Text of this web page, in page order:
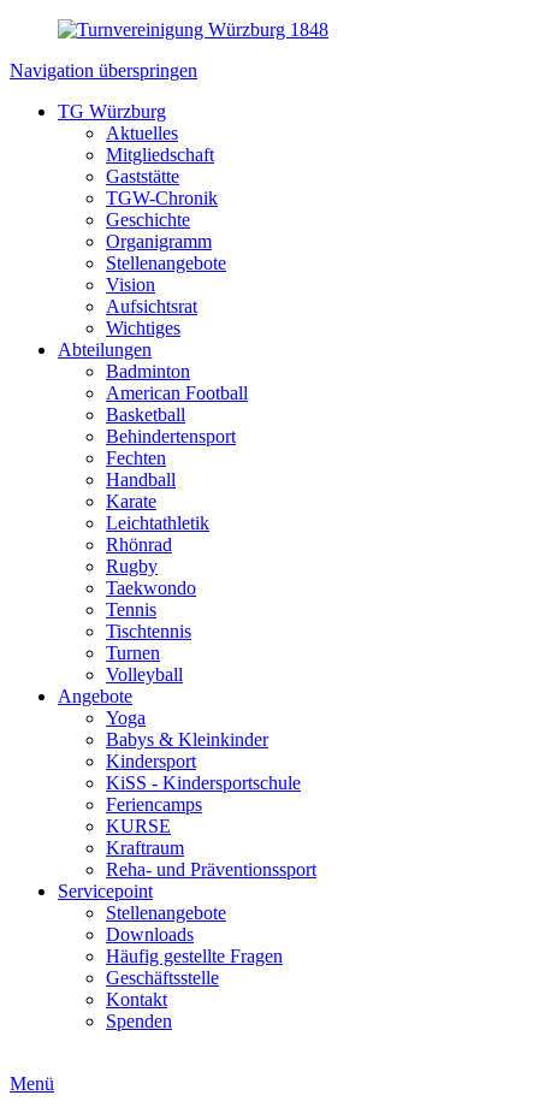
Navigation überspringen
TG Würzburg
Aktuelles
Mitgliedschaft
Gaststätte
TGW-Chronik
Geschichte
Organigramm
Stellenangebote
Vision
Aufsichtsrat
Wichtiges
Abteilungen
Badminton
American Football
Basketball
Behindertensport
Fechten
Handball
Karate
Leichtathletik
Rhönrad
Rugby
Taekwondo
Tennis
Tischtennis
Turnen
Volleyball
Angebote
Yoga
Babys & Kleinkinder
Kindersport
KiSS - Kindersportschule
Feriencamps
KURSE
Kraftraum
Reha- und Präventionssport
Servicepoint
Stellenangebote
Downloads
Häufig gestellte Fragen
Geschäftsstelle
Kontakt
Spenden
Menü